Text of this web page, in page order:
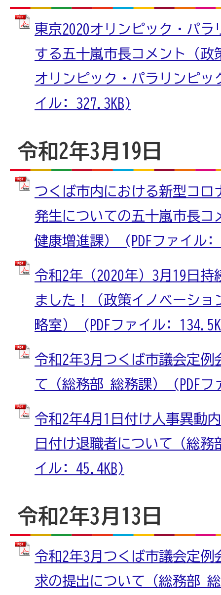
東京2020オリンピック・パ
する五十嵐市長コメント（政
オリンピック・パラリンピッ
イル: 327.3KB)
令和2年3月19日
つくば市内における新型コロ
発生についての五十嵐市長コ
健康増進課） (PDFファイル:
令和2年（2020年）3月19日
ました！（政策イノベーシ
略室） (PDFファイル:
令和2年3月つくば市議会定例
て（総務部 総務課） (PDF
令和2年4月1日付け人事異動
日付け退職者について（総
イル: 45.4KB)
令和2年3月13日
令和2年3月つくば市議会定
求の提出について（総務部